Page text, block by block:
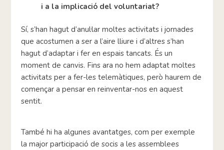
i a la implicació del voluntariat?
Sí, s’han hagut d’anul·lar moltes activitats i jornades
que acostumen a ser a l’aire lliure i d’altres s’han
hagut d’adaptar i fer en espais tancats. És un
moment de canvis. Fins ara no hem adaptat moltes
activitats per a fer-les telemàtiques, però haurem de
començar a pensar en reinventar-nos en aquest
sentit.
També hi ha algunes avantatges, com per exemple
la major participació de socis a les assemblees